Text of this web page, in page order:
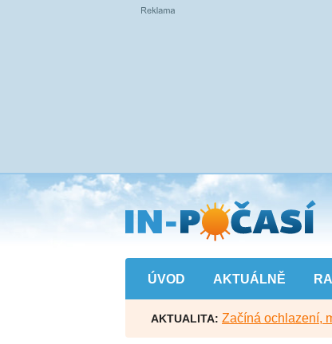
Přejít
na
hlavní
obsah
ÚVOD AKTUÁLNĚ
AKTUALITA: Začíná ochlazení,